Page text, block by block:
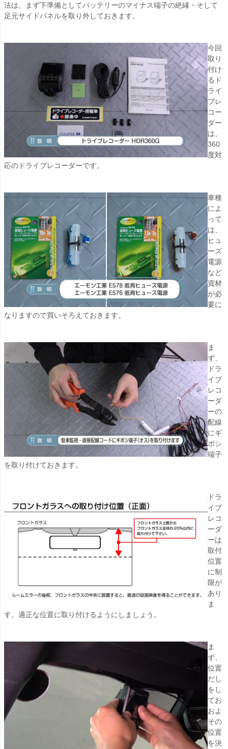
法は、まず下準備としてバッテリーのマイナス端子の絶縁・そして
足元サイドパネルを取り外しておきます。
今回
取り
付け
るド
ライ
ブレ
コー
ダー
は、
360
度対
応のドライブレコーダーです。
車種
によ
って
は、
ヒュ
ーズ
電源
など
資材
が必
要に
なりますので買いそろえておきます。
ま
ず、
ドラ
イブ
レコ
ーダ
ーの
配線
にギ
ボシ
端子
を取り付けておきます。
ドラ
イブ
レコ
ーダ
ーは
取付
位置
に制
限が
あり
ま
す。適正な位置に取り付けるようにしましょう。
ま
ず、
位置
だし
をし
てお
およ
その
位置
を決